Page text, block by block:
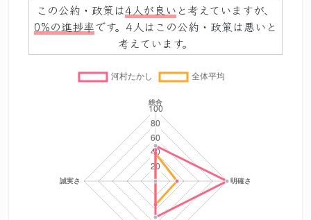
この公約・政策は4人が良い と考えていますが、
0%の進捗率です。4人はこの公約・政策は悪いと
考えています。